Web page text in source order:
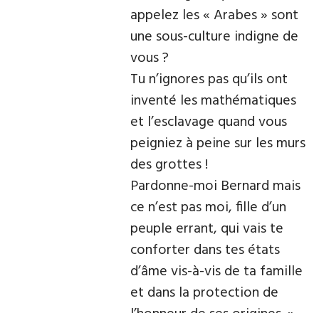
appelez les « Arabes » sont
une sous-culture indigne de
vous ?
Tu n’ignores pas qu’ils ont
inventé les mathématiques
et l’esclavage quand vous
peigniez à peine sur les murs
des grottes !
Pardonne-moi Bernard mais
ce n’est pas moi, fille d’un
peuple errant, qui vais te
conforter dans tes états
d’âme vis-à-vis de ta famille
et dans la protection de